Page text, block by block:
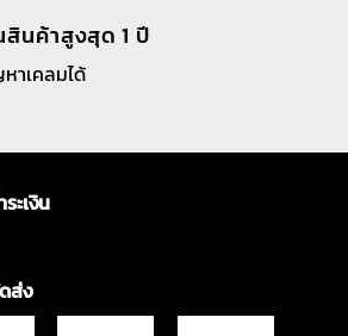
สินค้าสูงสุด 1 ปี
าเคลมได้
ะเงิน
ส่ง